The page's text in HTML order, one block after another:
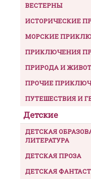
ВЕСТЕРНЫ
ИСТОРИЧЕСКИЕ
МОРСКИЕ
ПРИКЛЮЧЕНИЯ
ПРИРОДА И
ПРОЧИЕ
ПУТЕШЕСТВИЯ И
Детские
ДЕТСКАЯ
ЛИТЕРАТУРА
ДЕТСКАЯ ПРОЗА
ДЕТСКАЯ